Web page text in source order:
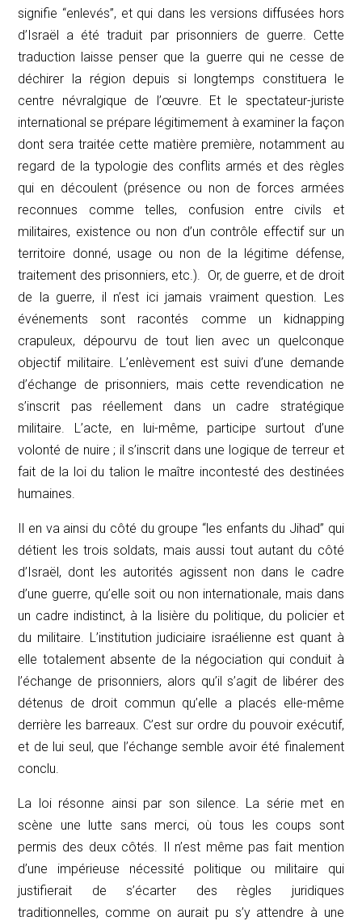
signifie “enlevés”, et qui dans les versions diffusées hors
d’Israël a été traduit par prisonniers de guerre . Cette
traduction laisse penser que la guerre qui ne cesse de
déchirer la région depuis si longtemps constituera le
centre névralgique de l’œuvre. Et le spectateur-juriste
international se prépare légitimement à examiner la façon
dont sera traitée cette matière première, notamment au
regard de la typologie des conflits armés et des règles
qui en découlent (présence ou non de forces armées
reconnues comme telles, confusion entre civils et
militaires, existence ou non d’un contrôle effectif sur un
territoire donné, usage ou non de la légitime défense,
traitement des prisonniers, etc.). Or, de guerre, et de droit
de la guerre, il n’est ici jamais vraiment question. Les
événements sont racontés comme un kidnapping
crapuleux, dépourvu de tout lien avec un quelconque
objectif militaire. L’enlèvement est suivi d’une demande
d’échange de prisonniers, mais cette revendication ne
s’inscrit pas réellement dans un cadre stratégique
militaire. L’acte, en lui-même, participe surtout d’une
volonté de nuire ; il s’inscrit dans une logique de terreur et
fait de la loi du talion le maître incontesté des destinées
humaines.
Il en va ainsi du côté du groupe “les enfants du Jihad” qui
détient les trois soldats, mais aussi tout autant du côté
d’Israël, dont les autorités agissent non dans le cadre
d’une guerre, qu’elle soit ou non internationale, mais dans
un cadre indistinct, à la lisière du politique, du policier et
du militaire. L’institution judiciaire israélienne est quant à
elle totalement absente de la négociation qui conduit à
l’échange de prisonniers, alors qu’il s’agit de libérer des
détenus de droit commun qu’elle a placés elle-même
derrière les barreaux. C’est sur ordre du pouvoir exécutif,
et de lui seul, que l’échange semble avoir été finalement
conclu.
La loi résonne ainsi par son silence. La série met en
scène une lutte sans merci, où tous les coups sont
permis des deux côtés. Il n’est même pas fait mention
d’une impérieuse nécessité politique ou militaire qui
justifierait de s’écarter des règles juridiques
traditionnelles, comme on aurait pu s’y attendre à une